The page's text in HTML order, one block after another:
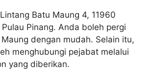
Batu Maung 4, 11960
Pinang. Anda boleh pergi
Maung dengan mudah. Selain itu,
menghubungi pejabat melalui
yang diberikan.